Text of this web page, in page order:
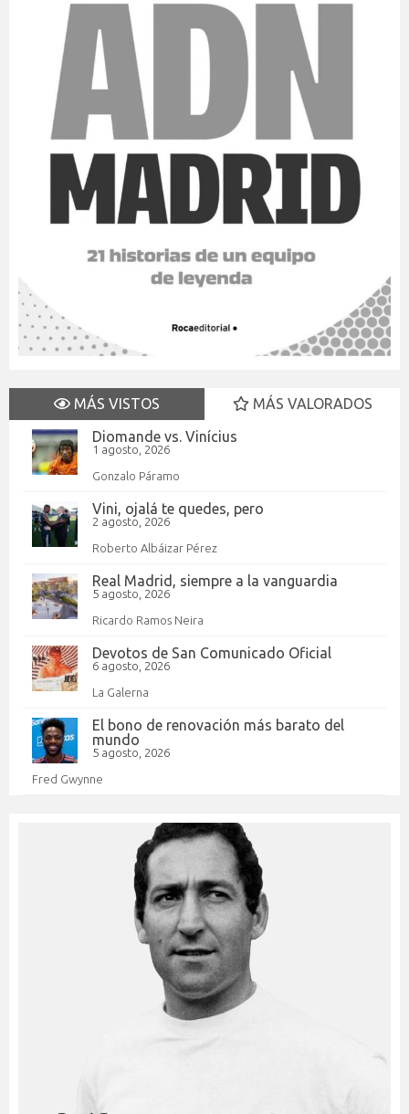
MÁS VISTOS
MÁS VALORADOS
Diomande vs. Vinícius
1 agosto, 2026
Gonzalo Páramo
Vini, ojalá te quedes, pero
2 agosto, 2026
Roberto Albáizar Pérez
Real Madrid, siempre a la vanguardia
5 agosto, 2026
Ricardo Ramos Neira
Devotos de San Comunicado Oficial
6 agosto, 2026
La Galerna
El bono de renovación más barato del
mundo
5 agosto, 2026
Fred Gwynne